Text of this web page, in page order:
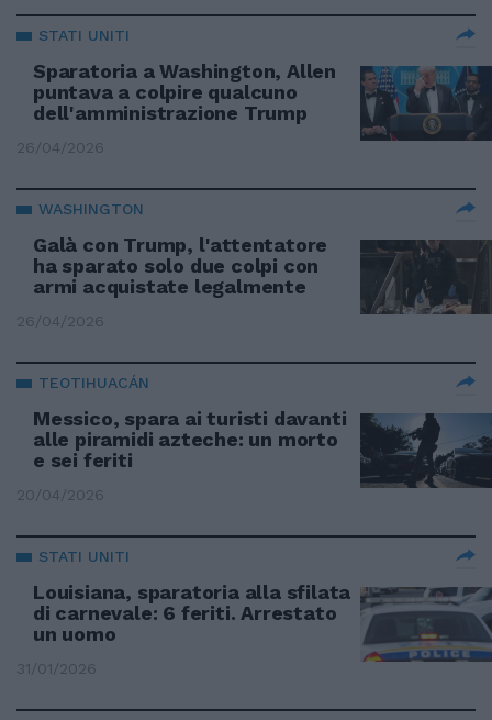
STATI UNITI
Sparatoria a Washington, Allen
puntava a colpire qualcuno
dell'amministrazione Trump
26/04/2026
WASHINGTON
Galà con Trump, l'attentatore
ha sparato solo due colpi con
armi acquistate legalmente
26/04/2026
TEOTIHUACÁN
Messico, spara ai turisti davanti
alle piramidi azteche: un morto
e sei feriti
20/04/2026
STATI UNITI
Louisiana, sparatoria alla sfilata
di carnevale: 6 feriti. Arrestato
un uomo
31/01/2026